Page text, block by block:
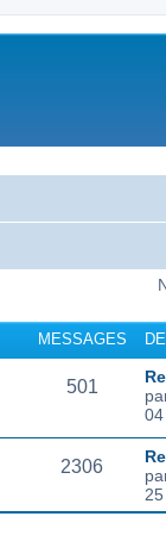
MESSAGES
501
2306